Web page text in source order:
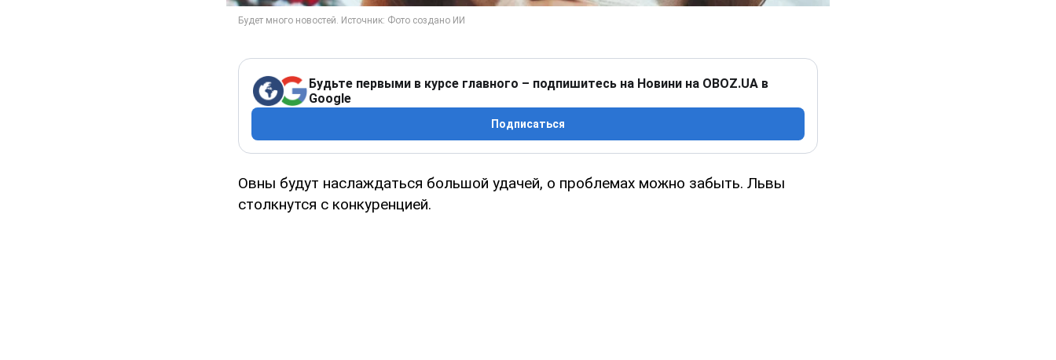
Будьте первыми в курсе главного – подпишитесь на Новини на OBOZ.UA в
Google
Подписаться
Овны будут наслаждаться большой удачей, о проблемах можно забыть. Львы
столкнутся с конкуренцией.